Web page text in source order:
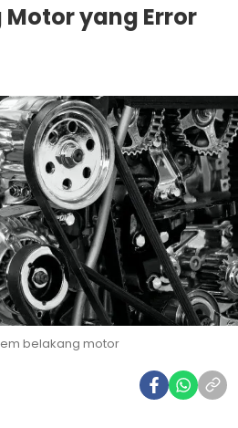
Motor yang Error
belakang motor